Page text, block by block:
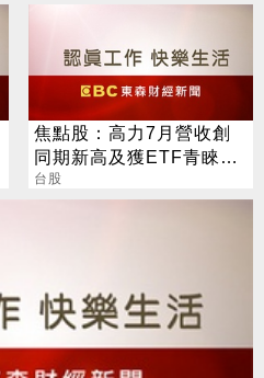
焦點股：高力7月營收創
同期新高及獲ETF青睞，
盤中股價亮燈突破半年線
壓力
台股